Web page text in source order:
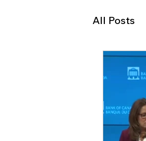
All Posts